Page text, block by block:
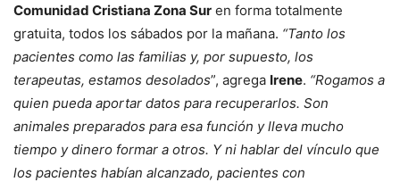
Comunidad Cristiana Zona Sur en forma totalmente
gratuita, todos los sábados por la mañana. “Tanto los
pacientes como las familias y, por supuesto, los
terapeutas, estamos desolados”, agrega Irene. “Rogamos a
quien pueda aportar datos para recuperarlos. Son
animales preparados para esa función y lleva mucho
tiempo y dinero formar a otros. Y ni hablar del vínculo que
los pacientes habían alcanzado, pacientes con